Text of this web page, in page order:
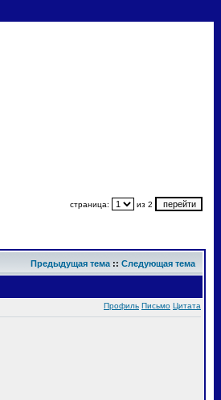
страница: из 2
Предыдущая тема :: Следующая тема
Профиль Письмо Цитата